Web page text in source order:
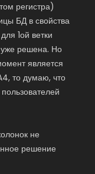
регистра)
БД в свойства
1ой ветки
уже решена. Но
является
то думаю, что
не
решение